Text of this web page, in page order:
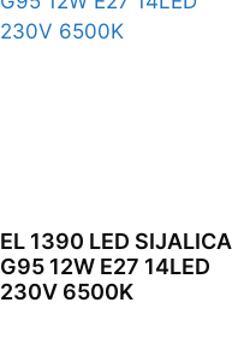
EL 1390 LED SIJALICA
G95 12W E27 14LED
230V 6500K